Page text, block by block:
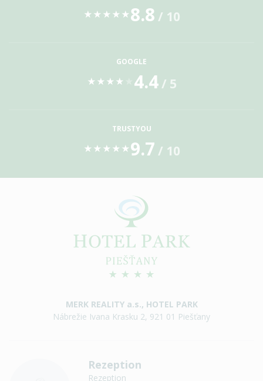
★ ★ ★ ★ ★ 8.8 / 10
GOOGLE
★ ★ ★ ★ 4.4/ 5
TRUSTYOU
★ ★ ★ ★ ★ 9.7 / 10
MERK REALITY a.s., HOTEL PARK
Nábrežie Ivana Krasku 2, 921 01 Piešťany
Rezeption
Rezeption